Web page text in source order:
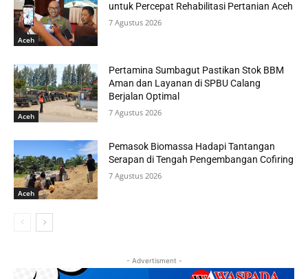
Aceh
untuk Percepat Rehabilitasi Pertanian Aceh
7 Agustus 2026
Aceh
Pertamina Sumbagut Pastikan Stok BBM
Aman dan Layanan di SPBU Calang
Berjalan Optimal
7 Agustus 2026
Aceh
Pemasok Biomassa Hadapi Tantangan
Serapan di Tengah Pengembangan Cofiring
7 Agustus 2026
- Advertisment -